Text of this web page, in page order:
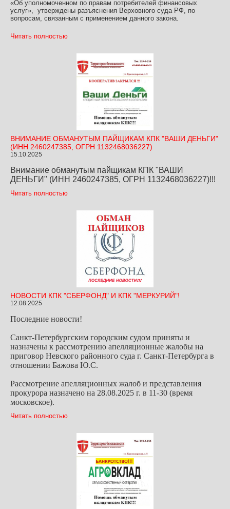
«Об уполномоченном по правам потребителей финансовых
услуг», утверждены разъяснения Верховного суда РФ, по
вопросам, связанным с применением данного закона.
Читать полностью
ВНИМАНИЕ ОБМАНУТЫМ ПАЙЩИКАМ КПК "ВАШИ ДЕНЬГИ"
(ИНН 2460247385, ОГРН 1132468036227)
15.10.2025
Внимание обманутым пайщикам КПК "ВАШИ
ДЕНЬГИ" (ИНН 2460247385, ОГРН 1132468036227)!!!
Читать полностью
НОВОСТИ КПК "СБЕРФОНД" И КПК "МЕРКУРИЙ"!
12.08.2025
Последние новости!
Санкт-Петербургским городским судом приняты и
назначены к рассмотрению апелляционные жалобы на
приговор Невского районного суда г. Санкт-Петербурга в
отношении Бажова Ю.С.
Рассмотрение апелляционных жалоб и представления
прокурора назначено на 28.08.2025 г. в 11-30 (время
московское).
Читать полностью